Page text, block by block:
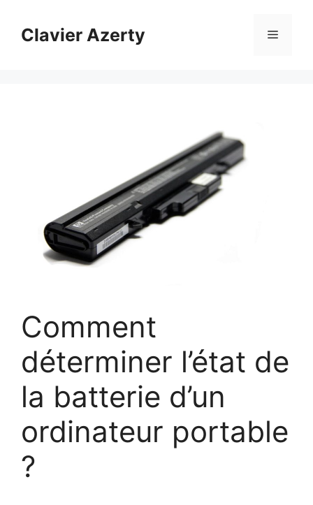
contenuClavier Azerty Menu
Comment
déterminer l’état de
la batterie d’un
ordinateur portable
?